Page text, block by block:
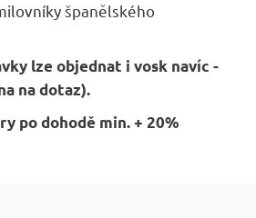
španělského
lze objednat i vosk navíc -
na dotaz).
po dohodě min. + 20%